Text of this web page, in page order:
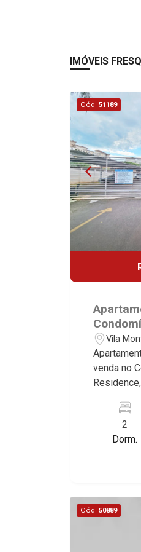
IMÓVEIS
Cód. 51189
Gricki -
Vila
venda no
Ribeirão Preto/
Martinelli
área de
vaga Martinelli Imobiliária - excelência
2
Dorm.
Cód. 50889